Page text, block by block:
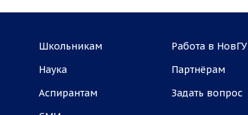
Школьникам
Наука
Аспирантам
Работа в НовГУ
Партнёрам
Задать вопрос